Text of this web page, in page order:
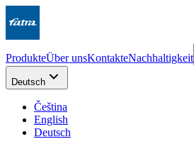
ProdukteÜber unsKontakteNachhaltigkeit
Deutsch
Čeština
English
Deutsch